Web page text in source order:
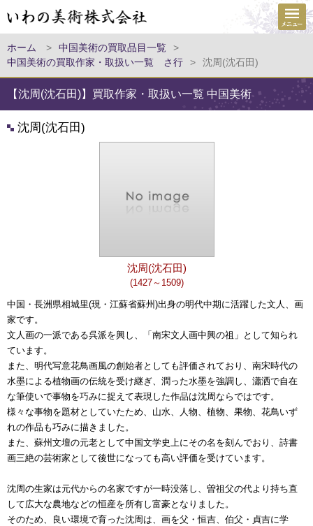
ホーム > 中国美術の買取品目一覧
>
中国美術の買取作家・取扱い一覧 さ行
> 沈周(沈石田)
【沈周(沈石田)】買取作家・取扱い一覧 中国美術
沈周(沈石田)
沈周(沈石田)
(1427～1509)
中国・長洲県相城里(現・江蘇省蘇州)出身の明代中期に活躍した文人、画
家です。
文人画の一派である呉派を興し、「南宋文人画中興の祖」として知られ
ています。
また、明代写意花鳥画風の創始者としても評価されており、南宋時代の
水墨による植物画の伝統を受け継ぎ、潤った水墨を強調し、瀟洒で自在
な筆使いで事物を巧みに捉えて表現した作品は沈周ならではです。
様々な事物を題材としていたため、山水、人物、植物、果物、花鳥いず
れの作品も巧みに描きました。
また、蘇州文壇の元老として中国文学史上にその名を刻んでおり、詩書
画三絶の芸術家として後世になっても高い評価を受けています。
沈周の生家は元代からの名家ですが一時没落し、曽祖父の代より持ち直
して広大な農地などの恒産を所有し富豪となりました。
そのため、良い環境で育った沈周は、画を父・恒吉、伯父・貞吉に学